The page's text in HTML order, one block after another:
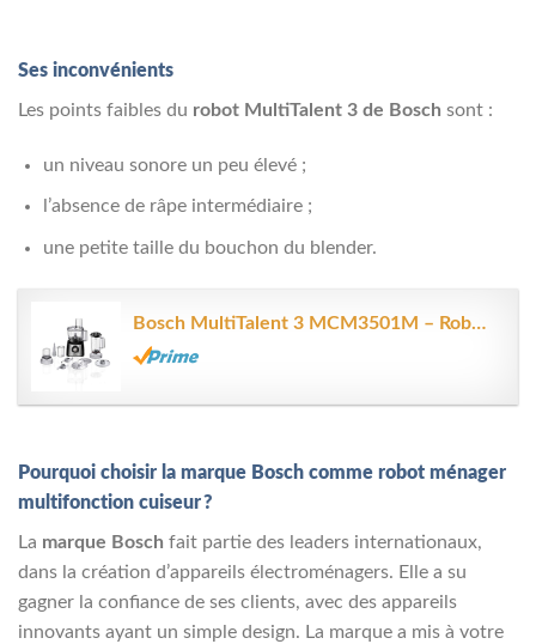
Ses inconvénients
Les points faibles du robot MultiTalent 3 de Bosch sont :
un niveau sonore un peu élevé ;
l’absence de râpe intermédiaire ;
une petite taille du bouchon du blender.
Bosch MultiTalent 3 MCM3501M – Robot de cuisine polyvalent avec plus de...
Pourquoi choisir la marque Bosch comme robot ménager
multifonction cuiseur ?
La marque Bosch fait partie des leaders internationaux,
dans la création d’appareils électroménagers. Elle a su
gagner la confiance de ses clients, avec des appareils
innovants ayant un simple design. La marque a mis à votre